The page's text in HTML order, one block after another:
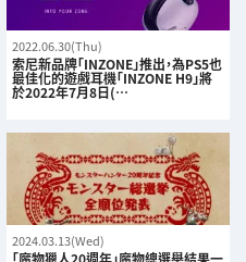
2022.06.30(Thu)
索尼新品牌「INZONE」推出，為PS5也
最佳化的遊戲耳機「INZONE H9」將
於2022年7月8日(…
2024.03.13(Wed)